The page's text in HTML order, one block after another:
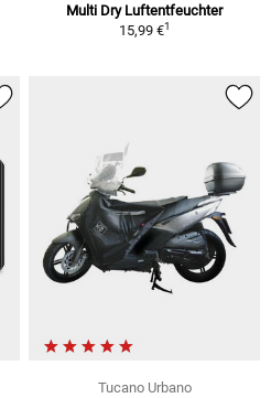
Multi Dry Luftentfeuchter
15,99 €1
Tucano Urbano